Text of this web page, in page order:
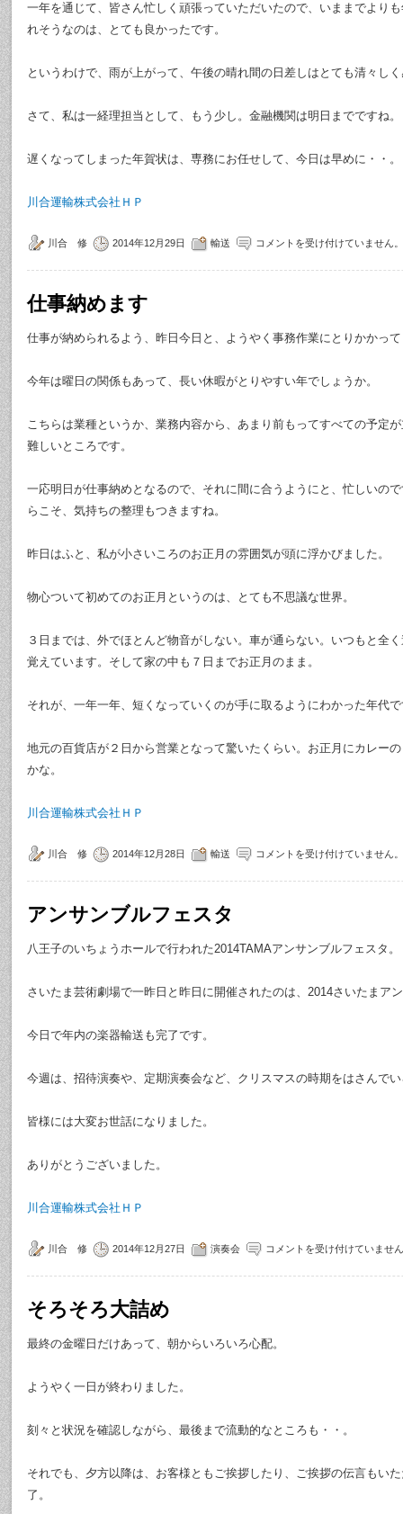
一年を通じて、皆さん忙しく頑張っていただいたので、いままでより
れそうなのは、とても良かったです。
というわけで、雨が上がって、午後の晴れ間の日差しはとても清々し
さて、私は一経理担当として、もう少し。金融機関は明日までですね。
遅くなってしまった年賀状は、専務にお任せして、今日は早めに・・。
川合運輸株式会社ＨＰ
川合 修 2014年12月29日 輸送 コメントを受け付けていません。
仕事納めます
仕事が納められるよう、昨日今日と、ようやく事務作業にとりかかっ
今年は曜日の関係もあって、長い休暇がとりやすい年でしょうか。
こちらは業種というか、業務内容から、あまり前もってすべての予定
難しいところです。
一応明日が仕事納めとなるので、それに間に合うようにと、忙しいの
らこそ、気持ちの整理もつきますね。
昨日はふと、私が小さいころのお正月の雰囲気が頭に浮かびました。
物心ついて初めてのお正月というのは、とても不思議な世界。
３日までは、外でほとんど物音がしない。車が通らない。いつもと全
覚えています。そして家の中も７日までお正月のまま。
それが、一年一年、短くなっていくのが手に取るようにわかった年代
地元の百貨店が２日から営業となって驚いたくらい。お正月にカレー
かな。
川合運輸株式会社ＨＰ
川合 修 2014年12月28日 輸送 コメントを受け付けていません。
アンサンブルフェスタ
八王子のいちょうホールで行われた2014TAMAアンサンブルフェスタ。
さいたま芸術劇場で一昨日と昨日に開催されたのは、2014さいたまア
今日で年内の楽器輸送も完了です。
今週は、招待演奏や、定期演奏会など、クリスマスの時期をはさんで
皆様には大変お世話になりました。
ありがとうございました。
川合運輸株式会社ＨＰ
川合 修 2014年12月27日 演奏会 コメントを受け付けていませ
そろそろ大詰め
最終の金曜日だけあって、朝からいろいろ心配。
ようやく一日が終わりました。
刻々と状況を確認しながら、最後まで流動的なところも・・。
それでも、夕方以降は、お客様ともご挨拶したり、ご挨拶の伝言もい
了。